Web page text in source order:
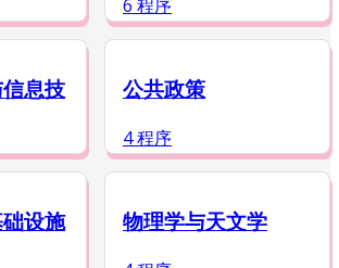
6 程序
息技
公共政策
4 程序
设施 物理学与天文学